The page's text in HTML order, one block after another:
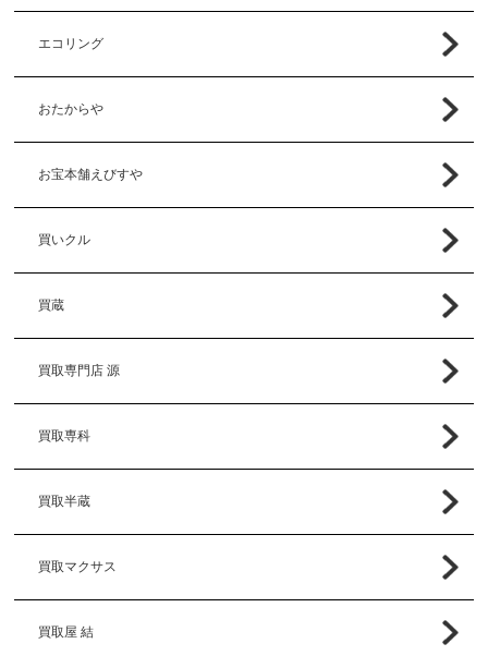
エコリング
おたからや
お宝本舗えびすや
買いクル
買蔵
買取専門店 源
買取専科
買取半蔵
買取マクサス
買取屋 結